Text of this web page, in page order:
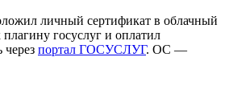
личный сертификат в облачный
госуслуг и оплатил
через портал ГОСУСЛУГ. OC —